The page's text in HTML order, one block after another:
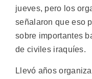
jueves, pero los
señalaron que eso
sobre importantes
de civiles iraquíes.
Llevó años